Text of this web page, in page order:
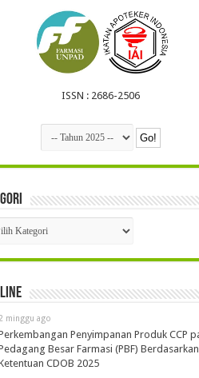
ISSN : 2686-2506
minggu ago
Penyimpanan Produk CCP
Besar Farmasi (PBF) Berdasarkan
CDOB 2025